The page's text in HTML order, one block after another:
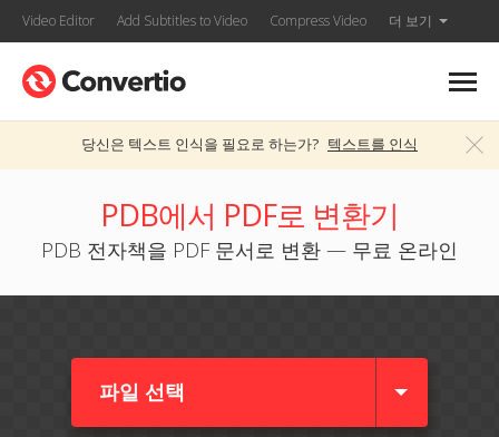
Video Editor Add Subtitles to Video Compress Video 더 보기
당신은 텍스트 인식을 필요로 하는가? 텍스트를 인식
PDB에서 PDF로 변환기
PDB 전자책을 PDF 문서로 변환 — 무료 온라인
파일 선택